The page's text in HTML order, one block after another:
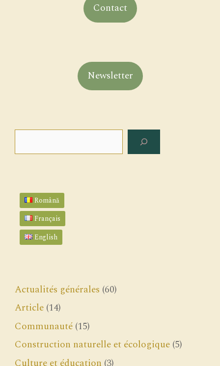
Contact
Newsletter
Română
Français
English
Actualités générales (60)
Article (14)
Communauté (15)
Construction naturelle et écologique (5)
Culture et éducation (3)